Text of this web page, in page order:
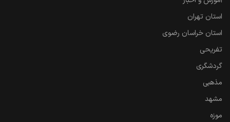
استان تهران
استان خراسان رضوی
تفریحی
گردشگری
مذهبی
مشهد
موزه